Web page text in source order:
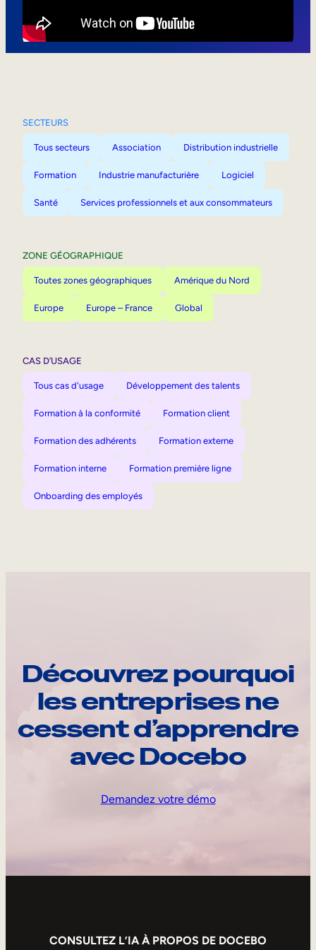
SECTEURS
Tous secteurs Association Distribution industrielle
Formation Industrie manufacturière Logiciel
Santé Services professionnels et aux consommateurs
ZONE GÉOGRAPHIQUE
Toutes zones géographiques Amérique du Nord
Europe Europe – France Global
CAS D’USAGE
Tous cas d'usage Développement des talents
Formation à la conformité Formation client
Formation des adhérents Formation externe
Formation interne Formation première ligne
Onboarding des employés
Découvrez pourquoi
les entreprises ne
cessent d’apprendre
avec Docebo
Demandez votre démo
CONSULTEZ L’IA À PROPOS DE DOCEBO